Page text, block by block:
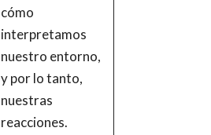
cómo
interpretamos
nuestro entorno,
y por lo tanto,
nuestras
reacciones.